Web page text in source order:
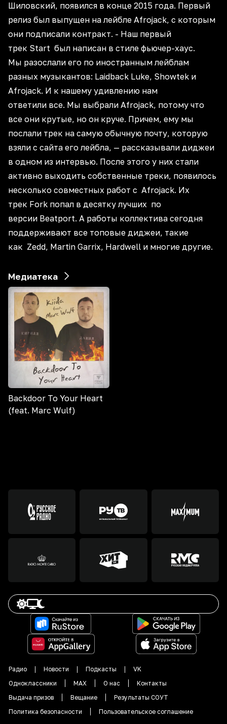
Шиловский, появился в конце 2015 года. Первый
релиз был выпущен на лейбле Afrojack, с которым
они подписали контракт. - Наш первый
трек Start был написан в стиле фьючер-хаус.
Мы разослали его по иностранным лейблам
разных музыкантов: Laidback Luke, Showtek и
Afrojack. И к нашему удивлению нам
ответили все. Мы выбрали Afrojack, потому что
все они крутые, но он круче. Причем, ему мы
послали трек на самую обычную почту, которую
взяли с сайта его лейбла, — рассказывали диджеи
в одном из интервью. После этого у них стали
активно выходить собственные треки, появилось
несколько совместных работ с Afrojack. Их
трек Fork попал в десятку лучших по
версии Beatport. А работы коллектива сегодня
поддерживают все топовые диджеи, такие
как Zedd, Martin Garrix, Hardwell и многие другие.
Медиатека
Backdoor To Your Heart
(feat. Marc Wulf)
Радио Новости Подкасты
VK
Одноклассники
MAX О нас
Контакты
Выдача призов
Вещание
Результаты СОУТ
Политика безопасности
Пользовательское соглашение